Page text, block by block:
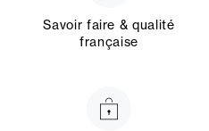
Savoir faire & qualité
française